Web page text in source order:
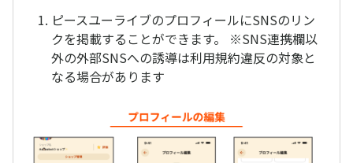
ピースユーライブのプロフィールにSNSのリン
クを掲載することができます。 ※SNS連携欄以
外の外部SNSへの誘導は利用規約違反の対象と
なる場合があります